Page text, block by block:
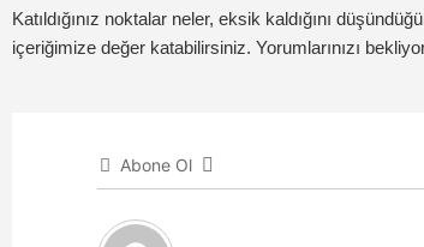
Katıldığınız noktalar neler, eksik kaldığını
içeriğimize değer katabilirsiniz. Yorumlarınızı
Abone Ol